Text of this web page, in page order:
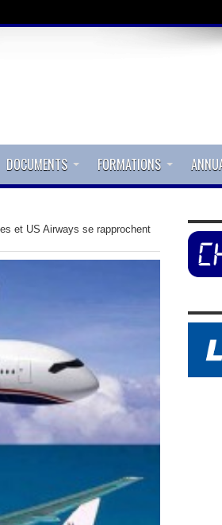
DOCUMENTS FORMATIONS
et US Airways se rapprochent